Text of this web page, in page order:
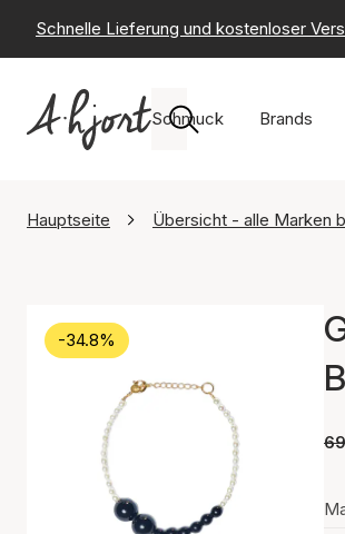
Schnelle Lieferung und kostenloser
Schmuck Brands
Hauptseite Übersicht - alle Marken
-34.8%